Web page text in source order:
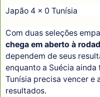
Japão 4 x 0 Tunísia
Com duas seleções
chega em aberto à
dependem de seus
enquanto a Suécia
Tunísia precisa vencer e
resultados.